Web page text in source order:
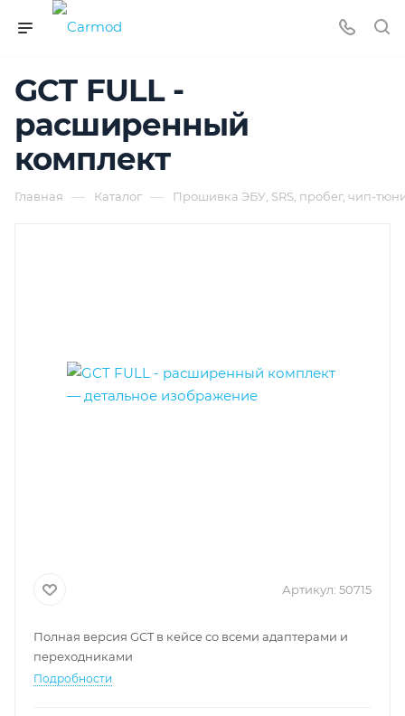
GCT FULL -
расширенный
комплект
Главная — Каталог — Прошивка ЭБУ, SRS, пробег, чип-
Артикул: 50715
Полная версия GCT в кейсе со всеми адаптерами и
переходниками
Подробности